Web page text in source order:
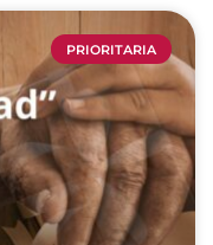
PRIORITARIA